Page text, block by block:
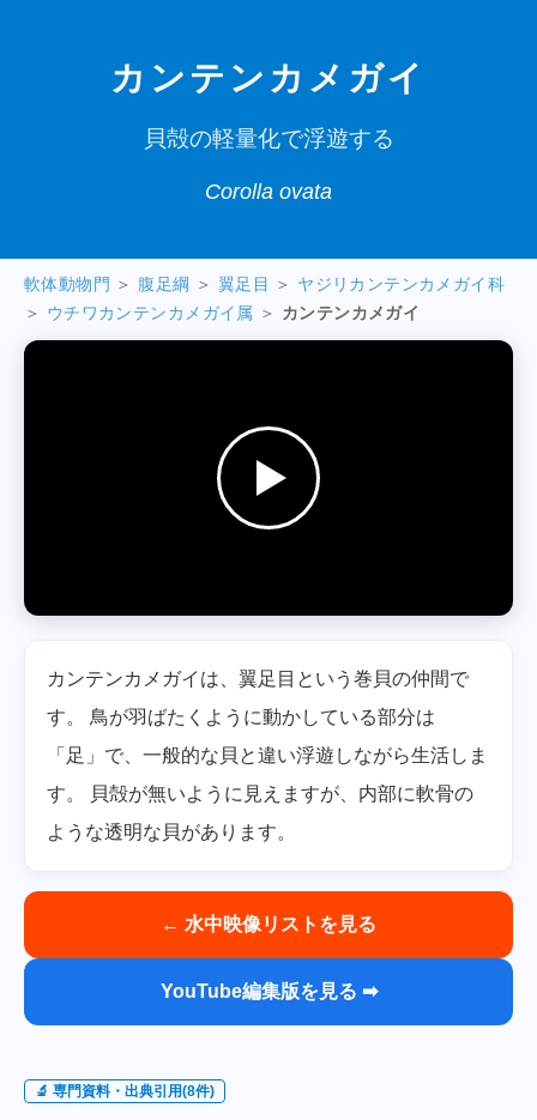
カンテンカメガイ
貝殻の軽量化で浮遊する
Corolla ovata
軟体動物門 ＞ 腹足綱 ＞ 翼足目 ＞ ヤジリカンテンカメガイ科
＞ ウチワカンテンカメガイ属 ＞ カンテンカメガイ
カンテンカメガイは、翼足目という巻貝の仲間で
す。 鳥が羽ばたくように動かしている部分は
「足」で、一般的な貝と違い浮遊しながら生活しま
す。 貝殻が無いように見えますが、内部に軟骨の
ような透明な貝があります。
← 水中映像リストを見る
YouTube編集版を見る ➡
🔬 専門資料・出典引用(8件)